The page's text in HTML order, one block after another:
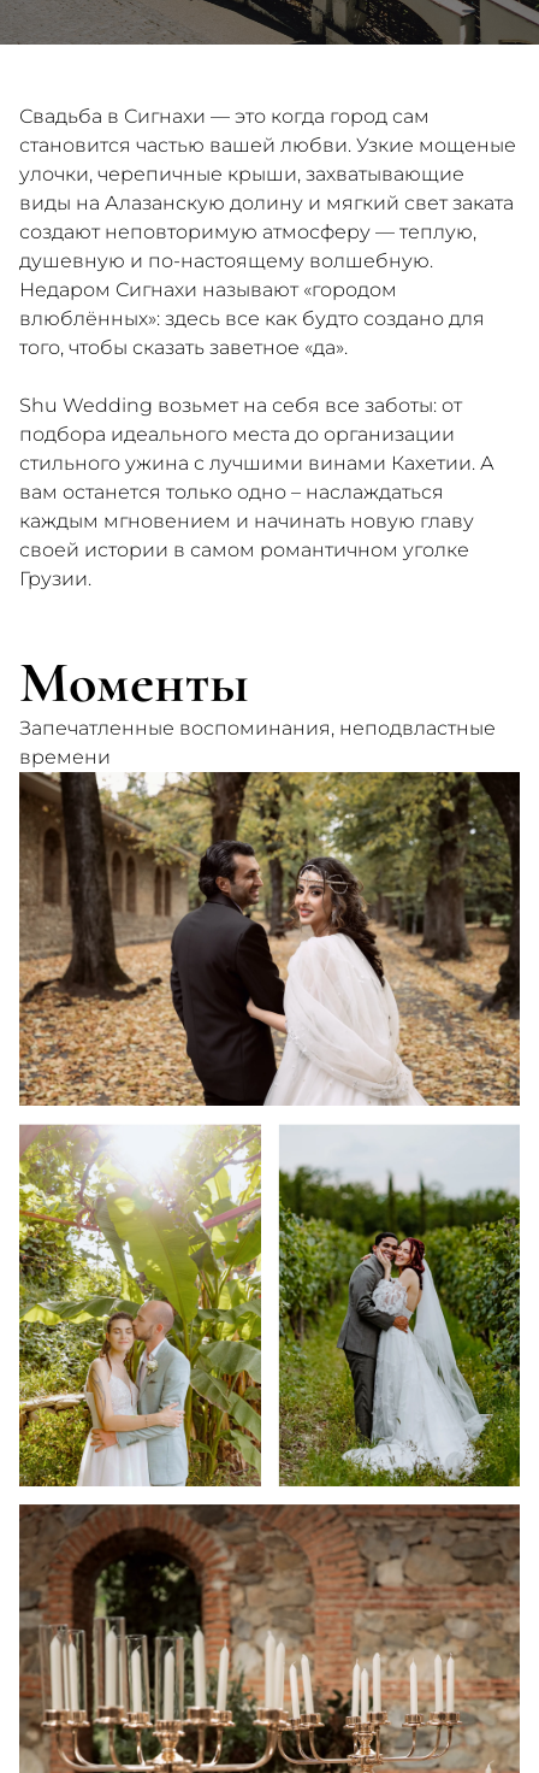
Свадьба в Сигнахи — это когда город сам
становится частью вашей любви. Узкие мощеные
улочки, черепичные крыши, захватывающие
виды на Алазанскую долину и мягкий свет заката
создают неповторимую атмосферу — теплую,
душевную и по-настоящему волшебную.
Недаром Сигнахи называют «городом
влюблённых»: здесь все как будто создано для
того, чтобы сказать заветное «да».
Shu Wedding возьмет на себя все заботы: от
подбора идеального места до организации
стильного ужина с лучшими винами Кахетии. А
вам останется только одно – наслаждаться
каждым мгновением и начинать новую главу
своей истории в самом романтичном уголке
Грузии.
Моменты
Запечатленные воспоминания, неподвластные
времени